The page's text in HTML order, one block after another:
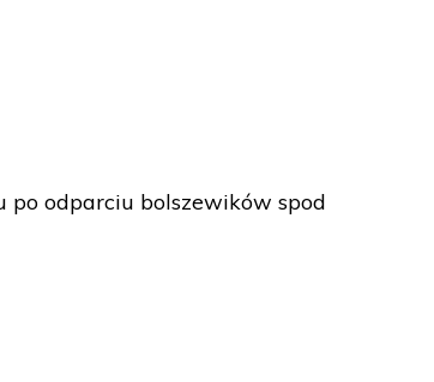
po odparciu bolszewików spod